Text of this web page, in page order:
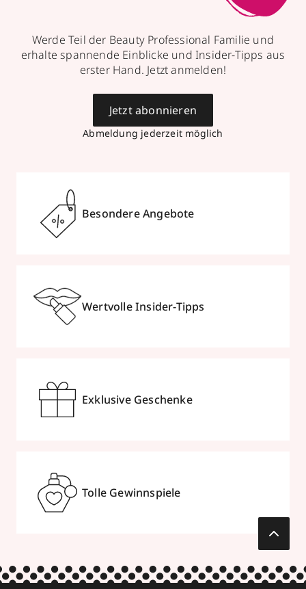
Werde Teil der Beauty Professional Familie und
erhalte spannende Einblicke und Insider-Tipps aus
erster Hand. Jetzt anmelden!
Abmeldung jederzeit möglich
Jetzt abonnieren
Besondere Angebote
Wertvolle Insider-Tipps
Exklusive Geschenke
Tolle Gewinnspiele